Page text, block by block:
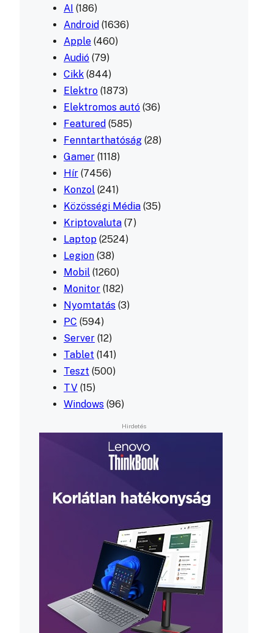
AI (186)
Android (1636)
Apple (460)
Audió (79)
Cikk (844)
Elektro (1873)
Elektromos autó (36)
Featured (585)
Fenntarthatóság (28)
Gamer (1118)
Hír (7456)
Konzol (241)
Közösségi Média (35)
Kriptovaluta (7)
Laptop (2524)
Legion (38)
Mobil (1260)
Monitor (182)
Nyomtatás (3)
PC (594)
Server (12)
Tablet (141)
Teszt (500)
TV (15)
Windows (96)